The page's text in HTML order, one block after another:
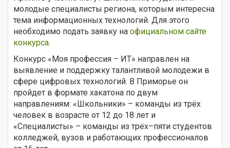
молодые специалисты региона, которым интересна
тема информационных технологий. Для этого
необходимо подать заявку на официальном сайте
конкурса.
Конкурс «Моя профессия – ИТ» направлен на
выявление и поддержку талантливой молодежи в
сфере цифровых технологий. В Приморье он
пройдет в формате хакатона по двум
направлениям: «Школьники» – команды из трёх
человек в возрасте от 12 до 18 лет и
«Специалисты» – команды из трёх–пяти студентов
колледжей, вузов и работающих профессионалов